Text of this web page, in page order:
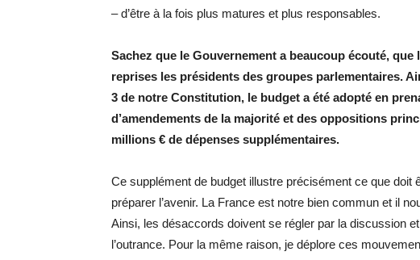
– d’être à la fois plus matures et plus responsables.
Sachez que le Gouvernement a beaucoup écouté,
reprises les présidents des groupes parlementaires.
3 de notre Constitution, le budget a été adopté en
d’amendements de la majorité et des oppositions
millions € de dépenses supplémentaires.
Ce supplément de budget illustre précisément ce que doit
préparer l’avenir. La France est notre bien commun et il
Ainsi, les désaccords doivent se régler par la discussion
l’outrance. Pour la même raison, je déplore ces